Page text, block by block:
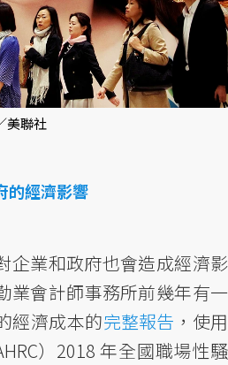
美聯社
的經濟影響
企業和政府也會造成經濟影
業會計師事務所前幾年有一
經濟成本的完整報告 ，使用
）2018 年全國職場性騷